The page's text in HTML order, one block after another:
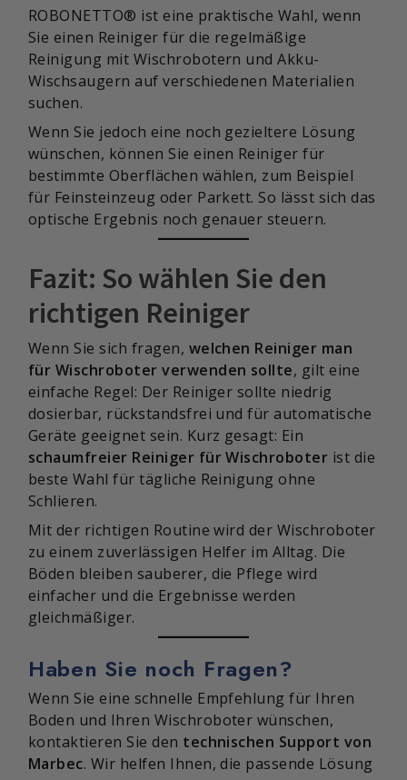
ROBONETTO® ist eine praktische Wahl, wenn
Sie einen Reiniger für die regelmäßige
Reinigung mit Wischrobotern und Akku-
Wischsaugern auf verschiedenen Materialien
suchen.
Wenn Sie jedoch eine noch gezieltere Lösung
wünschen, können Sie einen Reiniger für
bestimmte Oberflächen wählen, zum Beispiel
für Feinsteinzeug oder Parkett. So lässt sich das
optische Ergebnis noch genauer steuern.
Fazit: So wählen Sie den
richtigen Reiniger
Wenn Sie sich fragen, welchen Reiniger man
für Wischroboter verwenden sollte, gilt eine
einfache Regel: Der Reiniger sollte niedrig
dosierbar, rückstandsfrei und für automatische
Geräte geeignet sein. Kurz gesagt: Ein
schaumfreier Reiniger für Wischroboter ist die
beste Wahl für tägliche Reinigung ohne
Schlieren.
Mit der richtigen Routine wird der Wischroboter
zu einem zuverlässigen Helfer im Alltag. Die
Böden bleiben sauberer, die Pflege wird
einfacher und die Ergebnisse werden
gleichmäßiger.
Haben Sie noch Fragen?
Wenn Sie eine schnelle Empfehlung für Ihren
Boden und Ihren Wischroboter wünschen,
kontaktieren Sie den technischen Support von
Marbec. Wir helfen Ihnen, die passende Lösung